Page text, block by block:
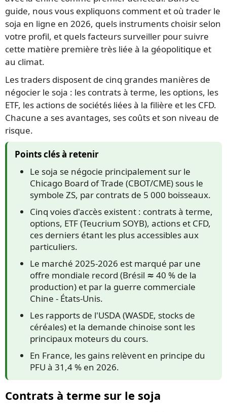
guide, nous vous expliquons comment et où trader le
soja en ligne en 2026, quels instruments choisir selon
votre profil, et quels facteurs surveiller pour suivre
cette matière première très liée à la géopolitique et
au climat.
Les traders disposent de cinq grandes manières de
négocier le soja : les contrats à terme, les options, les
ETF, les actions de sociétés liées à la filière et les CFD.
Chacune a ses avantages, ses coûts et son niveau de
risque.
Points clés à retenir
Le soja se négocie principalement sur le
Chicago Board of Trade (CBOT/CME) sous le
symbole ZS, par contrats de 5 000 boisseaux.
Cinq voies d'accès existent : contrats à terme,
options, ETF (Teucrium SOYB), actions et CFD,
ces derniers étant les plus accessibles aux
particuliers.
Le marché 2025-2026 est marqué par une
offre mondiale record (Brésil ≈ 40 % de la
production) et par la guerre commerciale
Chine - États-Unis.
Les rapports de l'USDA (WASDE, stocks de
céréales) et la demande chinoise sont les
principaux moteurs du cours.
En France, les gains relèvent en principe du
PFU à 31,4 % en 2026.
Contrats à terme sur le soja